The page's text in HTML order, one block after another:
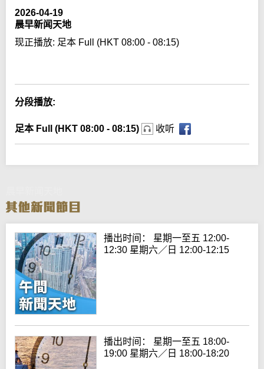
2026-04-19
晨早新闻天地
现正播放: 足本 Full (HKT 08:00 - 08:15)
分段播放:
足本 Full (HKT 08:00 - 08:15) 收听
播出时间： 星期一至五 12:00-
12:30 星期六／日 12:00-12:15
播出时间： 星期一至五 18:00-
19:00 星期六／日 18:00-18:20